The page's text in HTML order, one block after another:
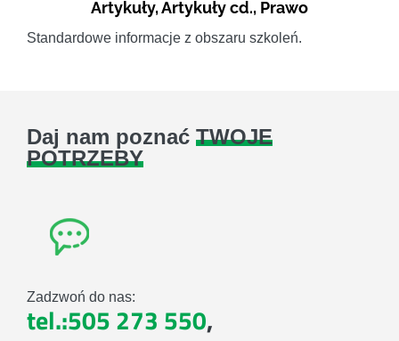
Artykuły,Artykuły cd., Prawo
Standardowe informacje z obszaru szkoleń.
Daj nam poznać TWOJE
POTRZEBY
Zadzwoń do nas:
tel.:505 273 550,